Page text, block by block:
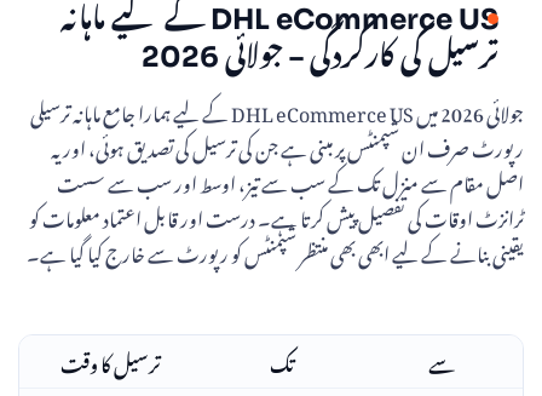
DHL eCommerce US کے لیے ماہانہ
ترسیل کی کارکردگی – جولائی 2026
جولائی 2026 میں DHL eCommerce US کے لیے ہمارا جامع ماہانہ ترسیلی
رپورٹ صرف ان شپمنٹس پر مبنی ہے جن کی ترسیل کی تصدیق ہوئی، اور یہ
اصل مقام سے منزل تک کے سب سے تیز، اوسط اور سب سے سست
ٹرانزٹ اوقات کی تفصیل پیش کرتا ہے۔ درست اور قابل اعتماد معلومات کو
یقینی بنانے کے لیے ابھی بھی منتظر شپمنٹس کو رپورٹ سے خارج کیا گیا ہے۔
سے تک ترسیل کا وقت